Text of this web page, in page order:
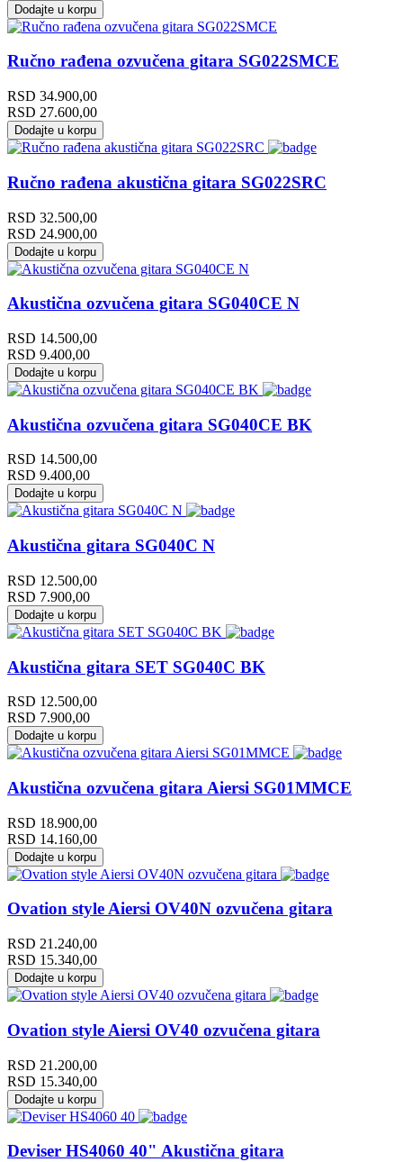
Dodajte u korpu
Ručno rađena ozvučena gitara SG022SMCE
RSD 34.900,00
RSD 27.600,00
Dodajte u korpu
Ručno rađena akustična gitara SG022SRC
RSD 32.500,00
RSD 24.900,00
Dodajte u korpu
Akustična ozvučena gitara SG040CE N
RSD 14.500,00
RSD 9.400,00
Dodajte u korpu
Akustična ozvučena gitara SG040CE BK
RSD 14.500,00
RSD 9.400,00
Dodajte u korpu
Akustična gitara SG040C N
RSD 12.500,00
RSD 7.900,00
Dodajte u korpu
Akustična gitara SET SG040C BK
RSD 12.500,00
RSD 7.900,00
Dodajte u korpu
Akustična ozvučena gitara Aiersi SG01MMCE
RSD 18.900,00
RSD 14.160,00
Dodajte u korpu
Ovation style Aiersi OV40N ozvučena gitara
RSD 21.240,00
RSD 15.340,00
Dodajte u korpu
Ovation style Aiersi OV40 ozvučena gitara
RSD 21.200,00
RSD 15.340,00
Dodajte u korpu
Deviser HS4060 40" Akustična gitara